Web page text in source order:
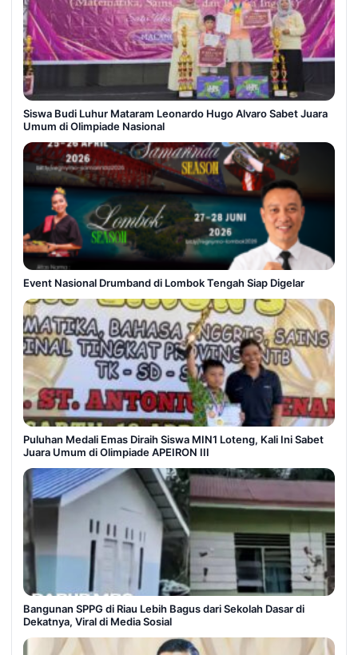
Siswa Budi Luhur Mataram Leonardo Hugo Alvaro Sabet Juara
Umum di Olimpiade Nasional
Event Nasional Drumband di Lombok Tengah Siap Digelar
Puluhan Medali Emas Diraih Siswa MIN1 Loteng, Kali Ini Sabet
Juara Umum di Olimpiade APEIRON III
Bangunan SPPG di Riau Lebih Bagus dari Sekolah Dasar di
Dekatnya, Viral di Media Sosial